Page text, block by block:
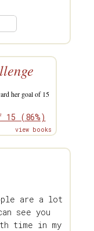
her goal of 15
15 (86%)
view books
are a lot
see you
time in my